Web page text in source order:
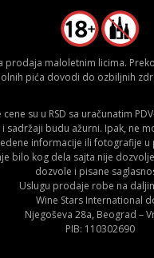
prodaja maloletnim licima.
pića dovodi do ozbiljnih
cene su u RSD sa uračunatim
sadržaji budu ažurni. Ipak, ne
informacije ili fotografije
bilo kog dela sajta nije
dozvole i pisane
Uslugu prodaje robe na
Wine Stars International
Njegoševa 28a, Beograd –
PIB: 110302690